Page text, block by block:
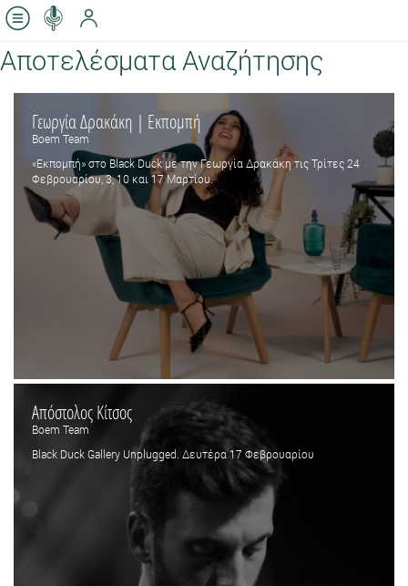
Αποτελέσματα Αναζήτησης
Γεωργία Δρακάκη | Εκπομπή
Boem Team
«Εκπομπή» στο Black Duck με την Γεωργία Δρακάκη τις Τρίτες 24
Φεβρουαρίου, 3, 10 και 17 Μαρτίου.
Απόστολος Κίτσος
Boem Team
Black Duck Gallery Unplugged. Δευτέρα 17 Φεβρουαρίου